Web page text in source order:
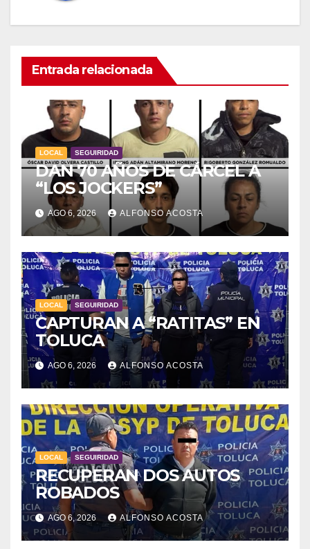
Entrada relacionada
LOCAL SEGUIRIDAD
DAN 70 AÑOS DE CÁRCEL A
“LOS JOCKERS”
AGO 6, 2026 ALFONSO ACOSTA
LOCAL SEGUIRIDAD
CAPTURAN A “RATITAS” EN
TOLUCA
AGO 6, 2026 ALFONSO ACOSTA
LOCAL SEGUIRIDAD
RECUPERAN DOS AUTOS
ROBADOS
AGO 6, 2026 ALFONSO ACOSTA